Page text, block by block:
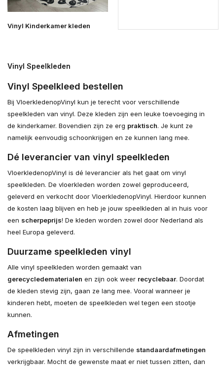
Vinyl Kinderkamer kleden
Vinyl Speelkleden
Vinyl Speelkleed bestellen
Bij VloerkledenopVinyl kun je terecht voor verschillende
speelkleden van vinyl. Deze kleden zijn een leuke toevoeging in
de kinderkamer. Bovendien zijn ze erg praktisch. Je kunt ze
namelijk eenvoudig schoonkrijgen en ze kunnen lang mee.
Dé leverancier van vinyl speelkleden
VloerkledenopVinyl is dé leverancier als het gaat om vinyl
speelkleden. De vloerkleden worden zowel geproduceerd,
geleverd en verkocht door VloerkledenopVinyl. Hierdoor kunnen
de kosten laag blijven en heb je jouw speelkleden al in huis voor
een scherpeprijs! De kleden worden zowel door Nederland als
heel Europa geleverd.
Duurzame speelkleden vinyl
Alle vinyl speelkleden worden gemaakt van
gerecycledematerialen en zijn ook weer recyclebaar. Doordat
de kleden stevig zijn, gaan ze lang mee. Vooral wanneer je
kinderen hebt, moeten de speelkleden wel tegen een stootje
kunnen.
Afmetingen
De speelkleden vinyl zijn in verschillende standaardafmetingen
verkrijgbaar. Mocht de gewenste maat er niet tussen zitten, dan